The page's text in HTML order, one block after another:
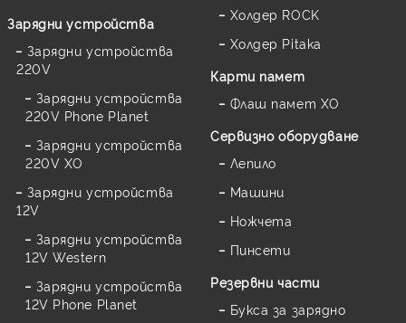
Зарядни устройства
Зарядни устройства
220V
Зарядни устройства
220V Phone Planet
Зарядни устройства
220V XO
Зарядни устройства
12V
Зарядни устройства
12V Western
Зарядни устройства
12V Phone Planet
Холдер ROCK
Холдер Pitaka
Карти памет
Флаш памет XO
Сервизно оборудване
Лепило
Машини
Ножчета
Пинсети
Резервни части
Букса за зарядно